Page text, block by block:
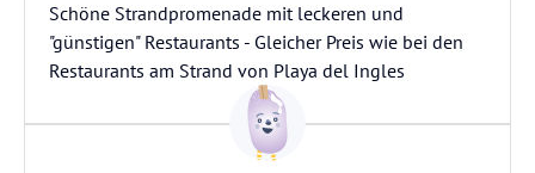
Schöne Strandpromenade mit leckeren und
"günstigen" Restaurants - Gleicher Preis wie bei den
Restaurants am Strand von Playa del Ingles